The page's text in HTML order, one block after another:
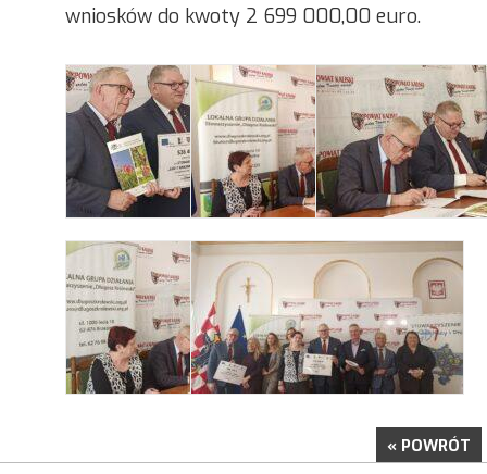
wniosków do kwoty 2 699 000,00 euro.
« POWRÓT